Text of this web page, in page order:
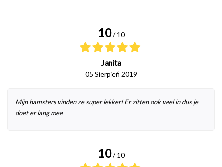
10 / 10
Janita
05 Sierpień 2019
Mijn hamsters vinden ze super lekker! Er zitten ook veel in dus je
doet er lang mee
10 / 10